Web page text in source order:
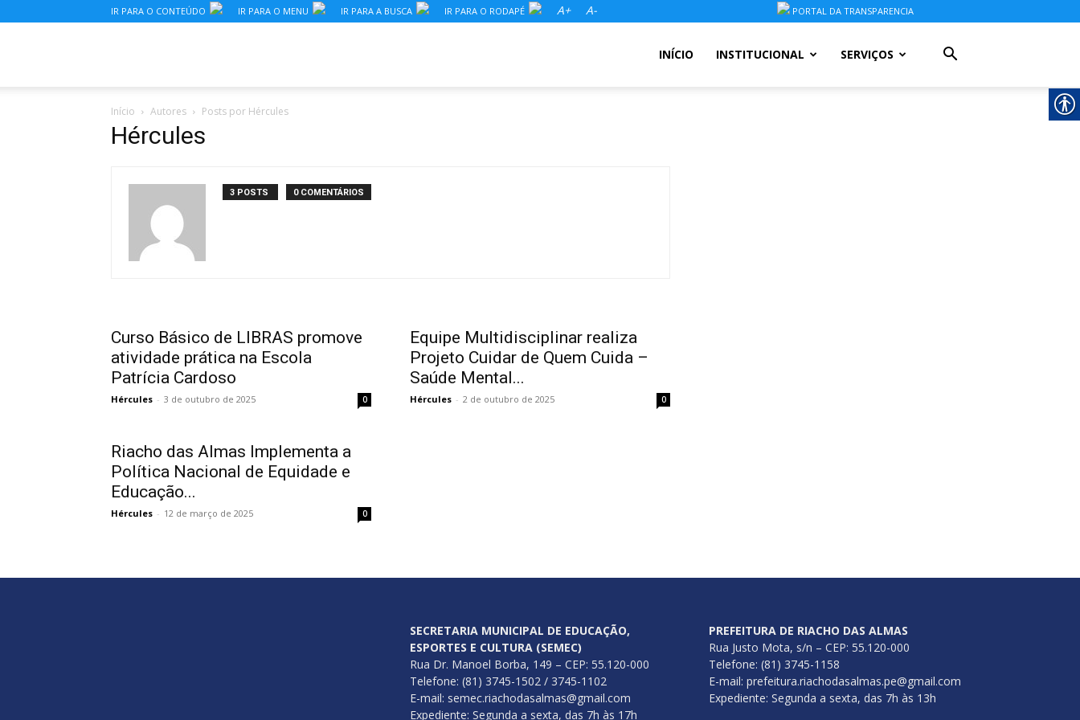
IR PARA O CONTEÚDO IR PARA O MENU IR PARA A BUSCA IR PARA O RODAPÉ A+ A- PORTAL DA TRANSPARENCIA
Municipal
Educação,
e
INÍCIO INSTITUCIONAL SERVIÇOS
Início Autores Posts por Hércules
Hércules
3 POSTS 0 COMENTÁRIOS
Curso Básico de LIBRAS promove
atividade prática na Escola
Patrícia Cardoso
Hércules - 3 de outubro de 2025 0
Equipe Multidisciplinar realiza
Projeto Cuidar de Quem Cuida –
Saúde Mental...
Hércules - 2 de outubro de 2025 0
Riacho das Almas Implementa a
Política Nacional de Equidade e
Educação...
Hércules - 12 de março de 2025 0
SECRETARIA MUNICIPAL DE EDUCAÇÃO,
ESPORTES E CULTURA (SEMEC)
Rua Dr. Manoel Borba, 149 – CEP: 55.120-000
Telefone: (81) 3745-1502 / 3745-1102
E-mail: semec.riachodasalmas@gmail.com
Expediente: Segunda a sexta, das 7h às 17h
PREFEITURA DE RIACHO DAS ALMAS
Rua Justo Mota, s/n – CEP: 55.120-000
Telefone: (81) 3745-1158
E-mail: prefeitura.riachodasalmas.pe@gmail.com
Expediente: Segunda a sexta, das 7h às 13h